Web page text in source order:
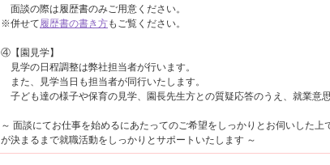
面談の際は履歴書のみご用意ください。
※併せて履歴書の書き方もご覧ください。
④【園見学】
見学の日程調整は弊社担当者が行います。
また、見学当日も担当者が同行いたします。
子ども達の様子や保育の見学、園長先生方との質疑応答のうえ、就業意
～ 面談にてお仕事を始めるにあたってのご希望をしっかりとお伺いした
が決まるまで就職活動をしっかりとサポートいたします ～